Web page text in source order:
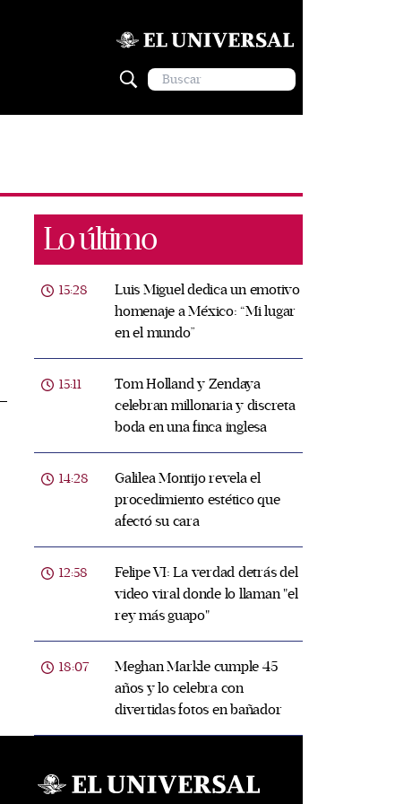
Lo último
15:28
Luis Miguel dedica un emotivo
homenaje a México: “Mi lugar
en el mundo”
15:11
Tom Holland y Zendaya
celebran millonaria y discreta
boda en una finca inglesa
14:28
Galilea Montijo revela el
procedimiento estético que
afectó su cara
12:58
Felipe VI: La verdad detrás del
video viral donde lo llaman "el
rey más guapo"
18:07
Meghan Markle cumple 45
años y lo celebra con
divertidas fotos en bañador